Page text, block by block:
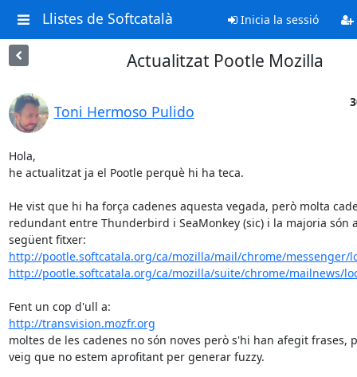
Llistes de Softcatalà Inicia la sessió
Actualitzat Pootle Mozilla
Toni Hermoso Pulido
Hola,
he actualitzat ja el Pootle perquè hi ha teca.
He vist que hi ha força cadenes aquesta vegada, però molta
redundant entre Thunderbird i SeaMonkey (sic) i la majoria són
http://pootle.softcatala.org/ca/mozilla/mail/chrome/messenger/
http://pootle.softcatala.org/ca/mozilla/suite/chrome/mailnews/
http://transvision.mozfr.org
moltes de les cadenes no són noves però s'hi han afegit frases,
veig que no estem aprofitant per generar fuzzy.